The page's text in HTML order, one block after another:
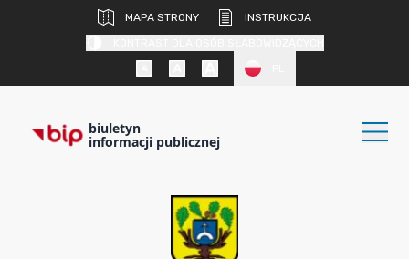
MAPA STRONY
INSTRUKCJA
biuletyn
informacji publicznej